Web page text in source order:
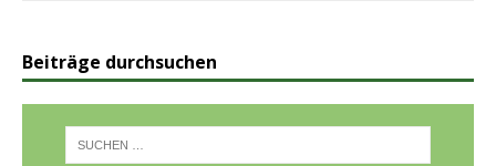
Beiträge durchsuchen